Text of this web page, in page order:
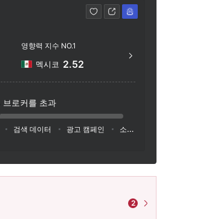
영향력 지수 NO.1
멕시코 2.52
브로커를 초과
검색 데이터 광고 캠페인 소셜 미디어 지수
2